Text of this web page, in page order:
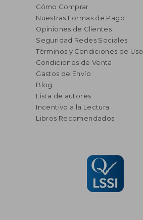
Cómo Comprar
Nuestras Formas de Pago
Opiniones de Clientes
Seguridad Redes Sociales
Términos y Condiciones de Uso
Condiciones de Venta
Gastos de Envío
Blog
Lista de autores
Incentivo a la Lectura
Libros Recomendados